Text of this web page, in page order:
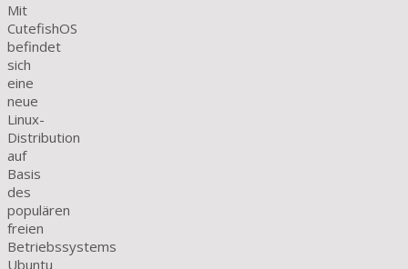
Mit
CutefishOS
befindet
sich
eine
neue
Linux-
Distribution
auf
Basis
des
populären
freien
Betriebssystems
Ubuntu